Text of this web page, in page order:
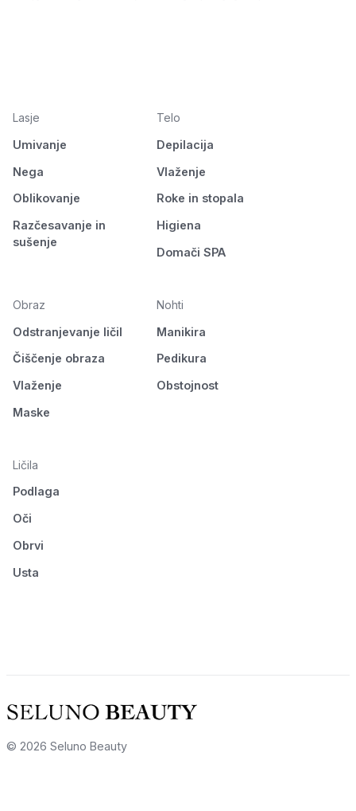
Lasje
Umivanje
Nega
Oblikovanje
Razčesavanje in
sušenje
Telo
Depilacija
Vlaženje
Roke in stopala
Higiena
Domači SPA
Obraz
Odstranjevanje ličil
Čiščenje obraza
Vlaženje
Maske
Nohti
Manikira
Pedikura
Obstojnost
Ličila
Podlaga
Oči
Obrvi
Usta
© 2026 Seluno Beauty